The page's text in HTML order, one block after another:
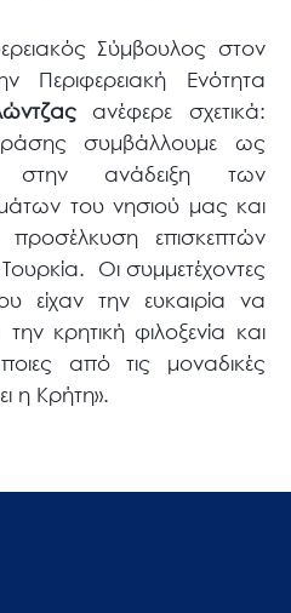
Σύμβουλος στον
Περιφερειακή Ενότητα
ανέφερε σχετικά:
συμβάλλουμε ως
στην ανάδειξη των
του νησιού μας και
επισκεπτών
Οι συμμετέχοντες
είχαν την ευκαιρία να
κρητική φιλοξενία και
από τις μοναδικές
η Κρήτη».